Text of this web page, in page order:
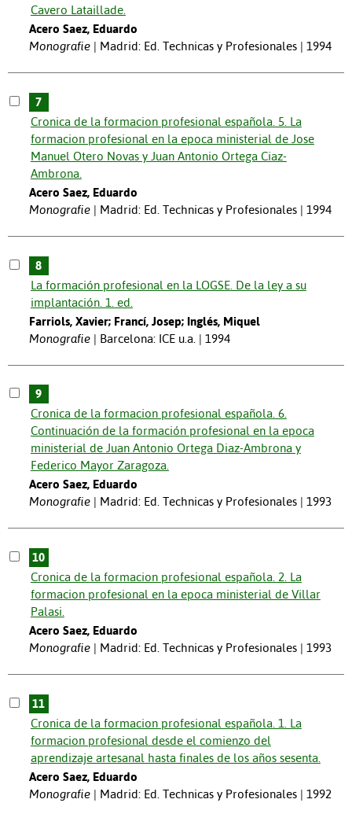
Cavero Lataillade.
Acero Saez, Eduardo
Monografie
Madrid: Ed. Technicas y Profesionales | 1994
7
Cronica de la formacion profesional española. 5. La
formacion profesional en la epoca ministerial de Jose
Manuel Otero Novas y Juan Antonio Ortega Ciaz-
Ambrona.
Acero Saez, Eduardo
Monografie
Madrid: Ed. Technicas y Profesionales | 1994
8
La formación profesional en la LOGSE. De la ley a su
implantación. 1. ed.
Farriols, Xavier; Francí, Josep; Inglés, Miquel
Monografie
Barcelona: ICE u.a. | 1994
9
Cronica de la formacion profesional española. 6.
Continuación de la formación profesional en la epoca
ministerial de Juan Antonio Ortega Diaz-Ambrona y
Federico Mayor Zaragoza.
Acero Saez, Eduardo
Monografie
Madrid: Ed. Technicas y Profesionales | 1993
10
Cronica de la formacion profesional española. 2. La
formacion profesional en la epoca ministerial de Villar
Palasi.
Acero Saez, Eduardo
Monografie
Madrid: Ed. Technicas y Profesionales | 1993
11
Cronica de la formacion profesional española. 1. La
formacion profesional desde el comienzo del
aprendizaje artesanal hasta finales de los años sesenta.
Acero Saez, Eduardo
Monografie
Madrid: Ed. Technicas y Profesionales | 1992